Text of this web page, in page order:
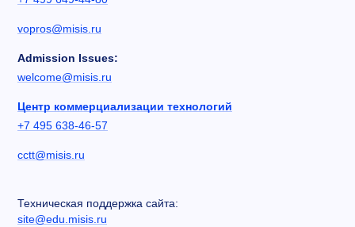
vopros@misis.ru
Admission Issues:
welcome@misis.ru
Центр коммерциализации технологий
+7 495 638-46-57
cctt@misis.ru
Техническая поддержка сайта:
site@edu.misis.ru